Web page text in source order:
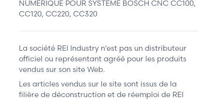
NUMERIQUE POUR SYSTÈME BOSCH CNC CC100,
CC120, CC220, CC320
La société REI Industry n'est pas un distributeur
officiel ou représentant agréé pour les produits
vendus sur son site Web.
Les articles vendus sur le site sont issus de la
filière de déconstruction et de réemploi de REI